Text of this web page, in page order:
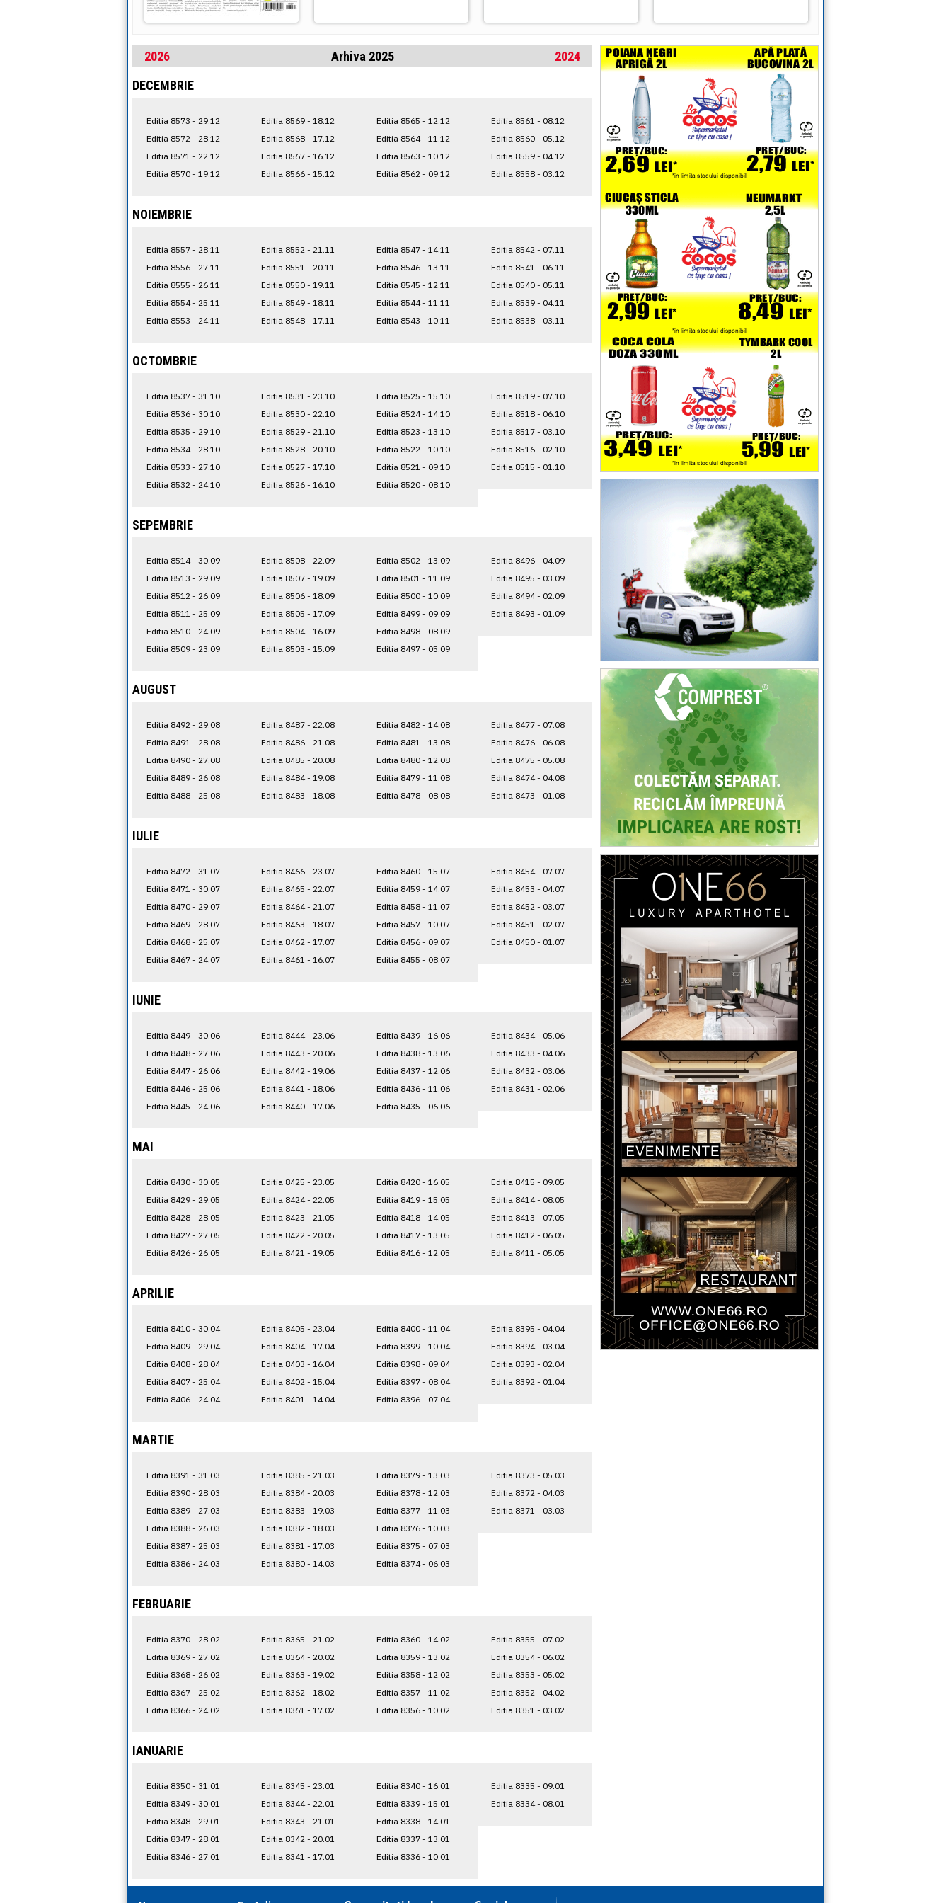
2026 2024
Arhiva 2025
DECEMBRIE
Editia 8573 - 29.12
Editia 8572 - 28.12
Editia 8571 - 22.12
Editia 8570 - 19.12
Editia 8569 - 18.12
Editia 8568 - 17.12
Editia 8567 - 16.12
Editia 8566 - 15.12
Editia 8565 - 12.12
Editia 8564 - 11.12
Editia 8563 - 10.12
Editia 8562 - 09.12
Editia 8561 - 08.12
Editia 8560 - 05.12
Editia 8559 - 04.12
Editia 8558 - 03.12
NOIEMBRIE
Editia 8557 - 28.11
Editia 8556 - 27.11
Editia 8555 - 26.11
Editia 8554 - 25.11
Editia 8553 - 24.11
Editia 8552 - 21.11
Editia 8551 - 20.11
Editia 8550 - 19.11
Editia 8549 - 18.11
Editia 8548 - 17.11
Editia 8547 - 14.11
Editia 8546 - 13.11
Editia 8545 - 12.11
Editia 8544 - 11.11
Editia 8543 - 10.11
Editia 8542 - 07.11
Editia 8541 - 06.11
Editia 8540 - 05.11
Editia 8539 - 04.11
Editia 8538 - 03.11
OCTOMBRIE
Editia 8537 - 31.10
Editia 8536 - 30.10
Editia 8535 - 29.10
Editia 8534 - 28.10
Editia 8533 - 27.10
Editia 8532 - 24.10
Editia 8531 - 23.10
Editia 8530 - 22.10
Editia 8529 - 21.10
Editia 8528 - 20.10
Editia 8527 - 17.10
Editia 8526 - 16.10
Editia 8525 - 15.10
Editia 8524 - 14.10
Editia 8523 - 13.10
Editia 8522 - 10.10
Editia 8521 - 09.10
Editia 8520 - 08.10
Editia 8519 - 07.10
Editia 8518 - 06.10
Editia 8517 - 03.10
Editia 8516 - 02.10
Editia 8515 - 01.10
SEPEMBRIE
Editia 8514 - 30.09
Editia 8513 - 29.09
Editia 8512 - 26.09
Editia 8511 - 25.09
Editia 8510 - 24.09
Editia 8509 - 23.09
Editia 8508 - 22.09
Editia 8507 - 19.09
Editia 8506 - 18.09
Editia 8505 - 17.09
Editia 8504 - 16.09
Editia 8503 - 15.09
Editia 8502 - 13.09
Editia 8501 - 11.09
Editia 8500 - 10.09
Editia 8499 - 09.09
Editia 8498 - 08.09
Editia 8497 - 05.09
Editia 8496 - 04.09
Editia 8495 - 03.09
Editia 8494 - 02.09
Editia 8493 - 01.09
AUGUST
Editia 8492 - 29.08
Editia 8491 - 28.08
Editia 8490 - 27.08
Editia 8489 - 26.08
Editia 8488 - 25.08
Editia 8487 - 22.08
Editia 8486 - 21.08
Editia 8485 - 20.08
Editia 8484 - 19.08
Editia 8483 - 18.08
Editia 8482 - 14.08
Editia 8481 - 13.08
Editia 8480 - 12.08
Editia 8479 - 11.08
Editia 8478 - 08.08
Editia 8477 - 07.08
Editia 8476 - 06.08
Editia 8475 - 05.08
Editia 8474 - 04.08
Editia 8473 - 01.08
IULIE
Editia 8472 - 31.07
Editia 8471 - 30.07
Editia 8470 - 29.07
Editia 8469 - 28.07
Editia 8468 - 25.07
Editia 8467 - 24.07
Editia 8466 - 23.07
Editia 8465 - 22.07
Editia 8464 - 21.07
Editia 8463 - 18.07
Editia 8462 - 17.07
Editia 8461 - 16.07
Editia 8460 - 15.07
Editia 8459 - 14.07
Editia 8458 - 11.07
Editia 8457 - 10.07
Editia 8456 - 09.07
Editia 8455 - 08.07
Editia 8454 - 07.07
Editia 8453 - 04.07
Editia 8452 - 03.07
Editia 8451 - 02.07
Editia 8450 - 01.07
IUNIE
Editia 8449 - 30.06
Editia 8448 - 27.06
Editia 8447 - 26.06
Editia 8446 - 25.06
Editia 8445 - 24.06
Editia 8444 - 23.06
Editia 8443 - 20.06
Editia 8442 - 19.06
Editia 8441 - 18.06
Editia 8440 - 17.06
Editia 8439 - 16.06
Editia 8438 - 13.06
Editia 8437 - 12.06
Editia 8436 - 11.06
Editia 8435 - 06.06
Editia 8434 - 05.06
Editia 8433 - 04.06
Editia 8432 - 03.06
Editia 8431 - 02.06
MAI
Editia 8430 - 30.05
Editia 8429 - 29.05
Editia 8428 - 28.05
Editia 8427 - 27.05
Editia 8426 - 26.05
Editia 8425 - 23.05
Editia 8424 - 22.05
Editia 8423 - 21.05
Editia 8422 - 20.05
Editia 8421 - 19.05
Editia 8420 - 16.05
Editia 8419 - 15.05
Editia 8418 - 14.05
Editia 8417 - 13.05
Editia 8416 - 12.05
Editia 8415 - 09.05
Editia 8414 - 08.05
Editia 8413 - 07.05
Editia 8412 - 06.05
Editia 8411 - 05.05
APRILIE
Editia 8410 - 30.04
Editia 8409 - 29.04
Editia 8408 - 28.04
Editia 8407 - 25.04
Editia 8406 - 24.04
Editia 8405 - 23.04
Editia 8404 - 17.04
Editia 8403 - 16.04
Editia 8402 - 15.04
Editia 8401 - 14.04
Editia 8400 - 11.04
Editia 8399 - 10.04
Editia 8398 - 09.04
Editia 8397 - 08.04
Editia 8396 - 07.04
Editia 8395 - 04.04
Editia 8394 - 03.04
Editia 8393 - 02.04
Editia 8392 - 01.04
MARTIE
Editia 8391 - 31.03
Editia 8390 - 28.03
Editia 8389 - 27.03
Editia 8388 - 26.03
Editia 8387 - 25.03
Editia 8386 - 24.03
Editia 8385 - 21.03
Editia 8384 - 20.03
Editia 8383 - 19.03
Editia 8382 - 18.03
Editia 8381 - 17.03
Editia 8380 - 14.03
Editia 8379 - 13.03
Editia 8378 - 12.03
Editia 8377 - 11.03
Editia 8376 - 10.03
Editia 8375 - 07.03
Editia 8374 - 06.03
Editia 8373 - 05.03
Editia 8372 - 04.03
Editia 8371 - 03.03
FEBRUARIE
Editia 8370 - 28.02
Editia 8369 - 27.02
Editia 8368 - 26.02
Editia 8367 - 25.02
Editia 8366 - 24.02
Editia 8365 - 21.02
Editia 8364 - 20.02
Editia 8363 - 19.02
Editia 8362 - 18.02
Editia 8361 - 17.02
Editia 8360 - 14.02
Editia 8359 - 13.02
Editia 8358 - 12.02
Editia 8357 - 11.02
Editia 8356 - 10.02
Editia 8355 - 07.02
Editia 8354 - 06.02
Editia 8353 - 05.02
Editia 8352 - 04.02
Editia 8351 - 03.02
IANUARIE
Editia 8350 - 31.01
Editia 8349 - 30.01
Editia 8348 - 29.01
Editia 8347 - 28.01
Editia 8346 - 27.01
Editia 8345 - 23.01
Editia 8344 - 22.01
Editia 8343 - 21.01
Editia 8342 - 20.01
Editia 8341 - 17.01
Editia 8340 - 16.01
Editia 8339 - 15.01
Editia 8338 - 14.01
Editia 8337 - 13.01
Editia 8336 - 10.01
Editia 8335 - 09.01
Editia 8334 - 08.01